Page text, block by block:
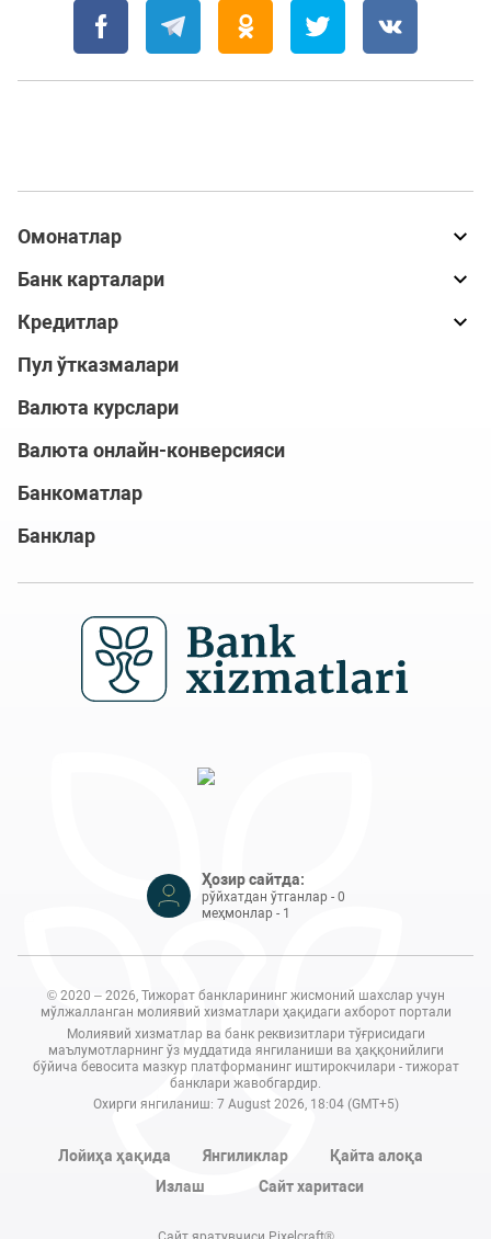
Омонатлар
Банк карталари
Кредитлар
Пул ўтказмалари
Валюта курслари
Валюта онлайн-конверсияси
Банкоматлар
Банклар
Ҳозир сайтда:
рўйхатдан ўтганлар - 0
меҳмонлар - 1
© 2020 – 2026, Тижорат банкларининг жисмоний шахслар учун
мўлжалланган молиявий хизматлари ҳақидаги ахборот портали
Молиявий хизматлар ва банк реквизитлари тўғрисидаги
маълумотларнинг ўз муддатида янгиланиши ва ҳаққонийлиги
бўйича бевосита мазкур платформанинг иштирокчилари - тижорат
банклари жавобгардир.
Охирги янгиланиш: 7 August 2026, 18:04 (GMT+5)
Лойиҳа ҳақида Янгиликлар
Қайта алоқа
Излаш
Сайт харитаси